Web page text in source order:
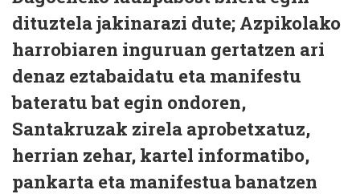
dituztela jakinarazi dute; Azpikolako
harrobiaren inguruan gertatzen ari
denaz eztabaidatu eta manifestu
bateratu bat egin ondoren,
Santakruzak zirela aprobetxatuz,
herrian zehar, kartel informatibo,
pankarta eta manifestua banatzen